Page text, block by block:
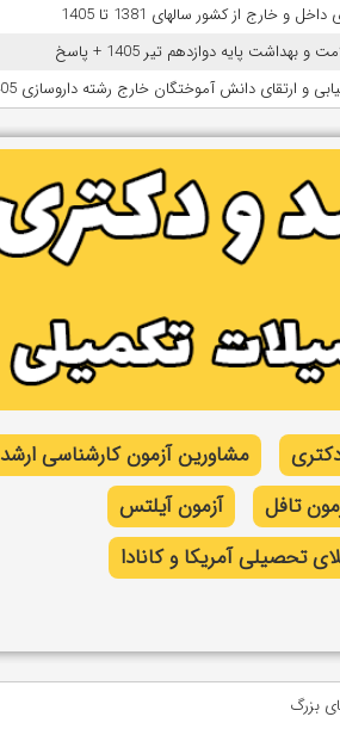
و خارج از کشور سالهای 1381 تا 1405
بهداشت پایه دوازدهم تیر 1405 + پاسخ
و ارتقای دانش آموختگان خارج رشته داروسازی 1405
مشاورین آزمون کارشناسی ارشد
تافل
آزمون آیلتس
تحصیلی آمریکا و کانادا
بزرگ